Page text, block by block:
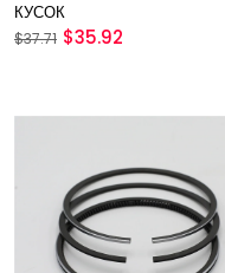
КУСОК
$35.92
$37.71